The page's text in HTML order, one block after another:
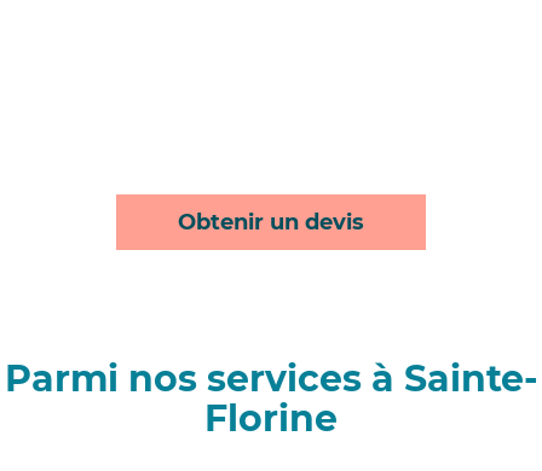
Obtenir un devis
Parmi nos services à Sainte-
Florine